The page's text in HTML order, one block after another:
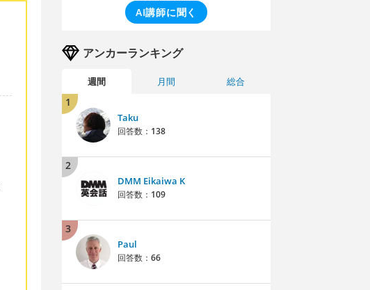
AI講師に聞く
アンカーランキング
週間 月間 総合
1
Taku
回答数： 138
2
DMM Eikaiwa K
回答数： 109
3
Paul
回答数： 66